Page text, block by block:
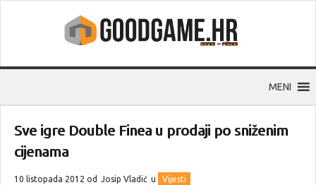
MENI
Sve igre Double Finea u prodaji po sniženim
cijenama
10 listopada 2012 od Josip Vladić u Vijesti